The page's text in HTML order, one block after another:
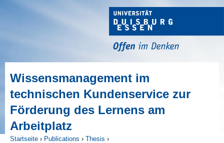
Wissensmanagement im
technischen Kundenservice zur
Förderung des Lernens am
Arbeitplatz
Startseite › Publications › Thesis ›